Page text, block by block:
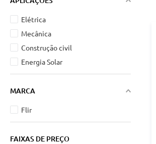
Elétrica
Mecânica
Construção civil
Energia Solar
MARCA
Flir
FAIXAS DE PREÇO